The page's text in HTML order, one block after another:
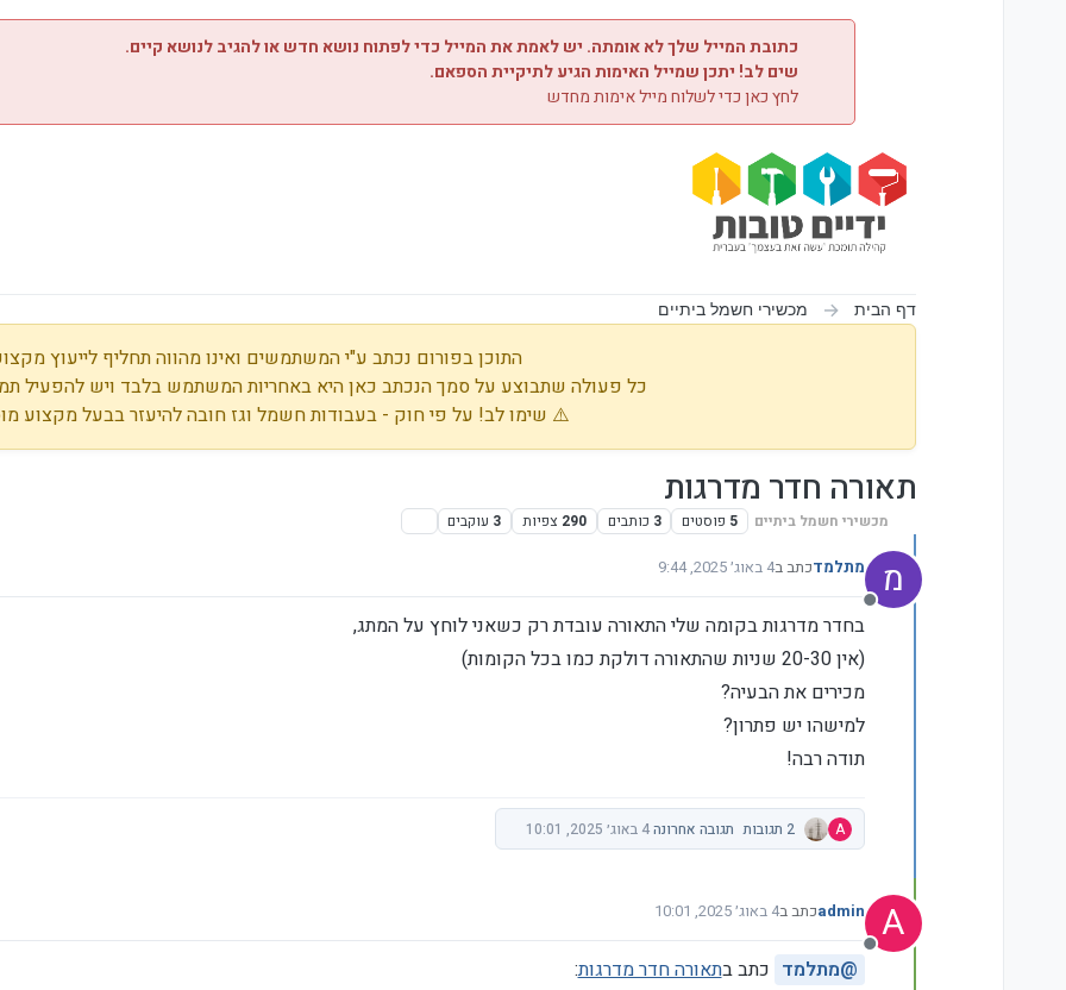
כתובת המייל שלך לא אומתה. יש לאמת את המייל כדי לפתוח נושא חדש או להגיב לנושא קיים.
שים לב! יתכן שמייל האימות הגיע לתיקיית הספאם.
לחץ כאן כדי לשלוח מייל אימות מחדש
דף הבית מכשירי חשמל ביתיים
התוכן בפורום נכתב ע"י המשתמשים ואינו מהווה תחליף לייעוץ
כל פעולה שתבוצע על סמך הנכתב כאן היא באחריות המשתמש בלבד ויש להפעיל
⚠️ שימו לב! על פי חוק - בעבודות חשמל וגז חובה להיעזר בבעל מקצוע
תאורה חדר מדרגות
מכשירי חשמל ביתיים 5 פוסטים 3 כותבים 290 צפיות 3 עוקבים
מ
מנותק
מתלמדכתב ב4 באוג׳ 2025, 9:44
נערך לאחרונה על ידי
בחדר מדרגות בקומה שלי התאורה עובדת רק כשאני לוחץ על המתג,
(אין 20-30 שניות שהתאורה דולקת כמו בכל הקומות)
מכירים את הבעיה?
למישהו יש פתרון?
תודה רבה!
A 2 תגובות תגובה אחרונה4 באוג׳ 2025, 10:01
A
מנותק
adminכתב ב4 באוג׳ 2025, 10:01
נערך לאחרונה על ידי
@מתלמד כתב בתאורה חדר מדרגות: